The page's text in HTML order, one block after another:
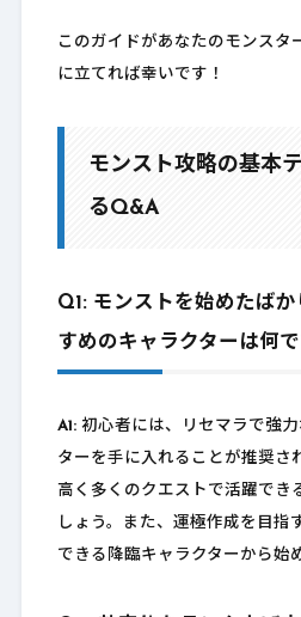
このガイドがあなたのモンスタ
に立てれば幸いです！
モンスト攻略の基本
るQ&A
Q1: モンストを始めたば
すめのキャラクターは何で
A1:初心者には、リセマラで強
ターを手に入れることが推奨さ
高く多くのクエストで活躍でき
しょう。また、運極作成を目指
できる降臨キャラクターから始